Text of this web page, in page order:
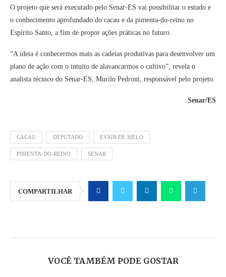
O projeto que será executado pelo Senar-ES vai possibilitar o estudo e
o conhecimento aprofundado do cacau e da pimenta-do-reino no
Espírito Santo, a fim de propor ações práticas no futuro.
“A ideia é conhecermos mais as cadeias produtivas para desenvolver um
plano de ação com o intuito de alavancarmos o cultivo”, revela o
analista técnico do Senar-ES, Murilo Pedroni, responsável pelo projeto.
Senar/ES
CACAU DEPUTADO EVAIR DE MELO
PIMENTA-DO-REINO SENAR
COMPARTILHAR
VOCÊ TAMBÉM PODE GOSTAR